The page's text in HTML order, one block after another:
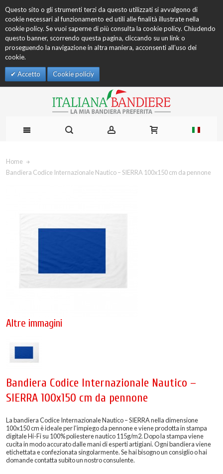
Questo sito o gli strumenti terzi da questo utilizzati si avvalgono di
cookie necessari al funzionamento ed utili alle finalità illustrate nella
cookie policy. Se vuoi saperne di più consulta la cookie policy. Chiudendo
questo banner, scorrendo questa pagina, cliccando su un link o
proseguendo la navigazione in altra maniera, acconsenti all’uso dei
cookie.
Accetto Cookie policiy
Home
Bandiera Codice Internazionale Nautico – SIERRA 100x150 cm da pennone
Altre immagini
Bandiera Codice Internazionale Nautico –
SIERRA 100x150 cm da pennone
La bandiera Codice Internazionale Nautico – SIERRA nella dimensione
100x150 cm è ideale per l'impiego da pennone e viene prodotta in stampa
digitale Hi-Fi su 100% poliestere nautico 115g/m2. Dopo la stampa viene
cucita in modo accurato dalle mani di esperti artigiani. Ogni bandiera viene
etichettata e confezionata singolarmente. Se hai bisogno un consiglio o hai
domande contatta subito un nostro consulente.